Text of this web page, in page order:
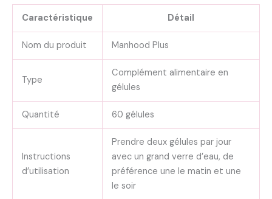
Caractéristique Détail
Nom du produit Manhood Plus
Type
Complément alimentaire en
gélules
Quantité 60 gélules
Instructions
d’utilisation
Prendre deux gélules par jour
avec un grand verre d’eau, de
préférence une le matin et une
le soir